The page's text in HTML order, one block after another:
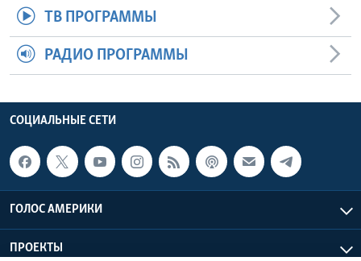
ТВ ПРОГРАММЫ
РАДИО ПРОГРАММЫ
СОЦИАЛЬНЫЕ СЕТИ
ГОЛОС АМЕРИКИ
ПРОЕКТЫ